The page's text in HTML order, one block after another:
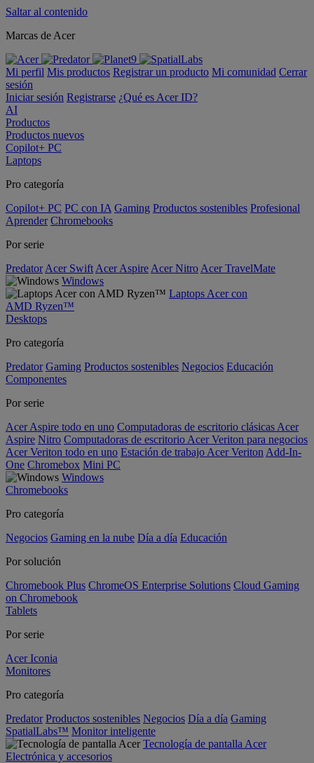
Saltar al contenido
Marcas de Acer
Mi perfil Mis productos Registrar un producto Mi comunidad Cerrar
sesión
Iniciar sesión Registrarse ¿Qué es Acer ID?
AI
Productos
Productos nuevos
Copilot+ PC
Laptops
Pro categoría
Copilot+ PC PC con IA Gaming Productos sostenibles Profesional
Aprender Chromebooks
Por serie
Predator Acer Swift Acer Aspire Acer Nitro Acer TravelMate
Windows
Laptops Acer con
AMD Ryzen™
Desktops
Pro categoría
Predator Gaming Productos sostenibles Negocios Educación
Componentes
Por serie
Acer Aspire todo en uno Computadoras de escritorio clásicas Acer
Aspire Nitro Computadoras de escritorio Acer Veriton para negocios
Acer Veriton todo en uno Estación de trabajo Acer Veriton Add-In-
One Chromebox Mini PC
Windows
Chromebooks
Pro categoría
Negocios Gaming en la nube Día a día Educación
Por solución
Chromebook Plus ChromeOS Enterprise Solutions Cloud Gaming
on Chromebook
Tablets
Por serie
Acer Iconia
Monitores
Pro categoría
Predator Productos sostenibles Negocios Día a día Gaming
SpatialLabs™ Monitor inteligente
Tecnología de pantalla Acer
Electrónica y accesorios